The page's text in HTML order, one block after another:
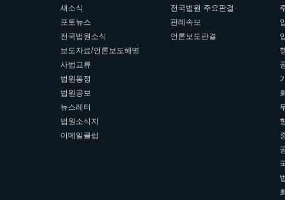
새소식
포토뉴스
전국법원소식
보도자료/언론보도해명
사법교류
법원동정
법원공보
뉴스레터
법원소식지
이메일클럽
전국법원 주요판결
판례속보
언론보도판결